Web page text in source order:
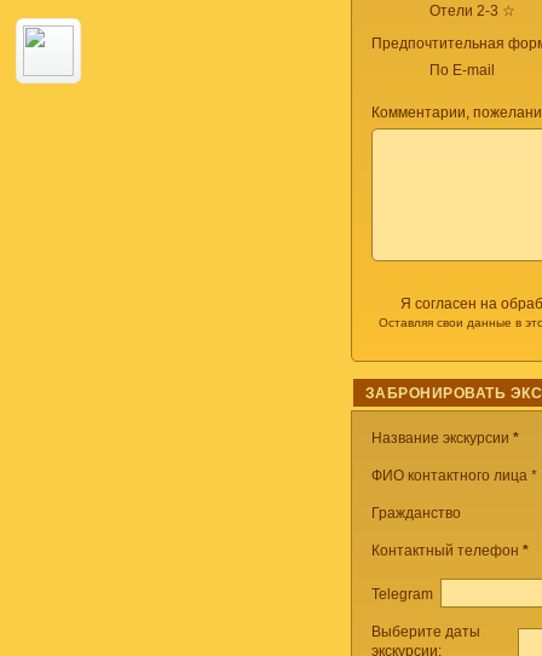
Отели 2-3 ☆
Предпочтительная
По E-mail
Комментарии,
Я согласен на
Оставляя свои данные в
ЗАБРОНИРОВАТЬ
Название экскурсии *
ФИО контактного лица *
Гражданство
Контактный телефон *
Telegram
Выберите даты
экскурсии: